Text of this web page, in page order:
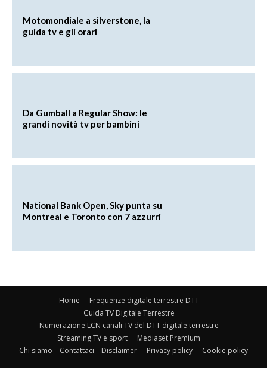
Motomondiale a silverstone, la
guida tv e gli orari
Da Gumball a Regular Show: le
grandi novità tv per bambini
National Bank Open, Sky punta su
Montreal e Toronto con 7 azzurri
Home
Frequenze digitale terrestre DTT
Guida TV Digitale Terrestre
Numerazione LCN canali TV del DTT digitale terrestre
Streaming TV e sport
Mediaset Premium
Chi siamo – Contattaci – Disclaimer
Privacy policy Cookie policy